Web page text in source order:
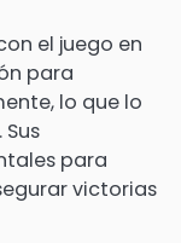
el juego en
para
lo que lo
para
victorias